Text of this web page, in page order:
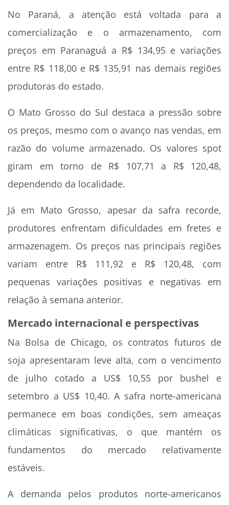
No Paraná, a atenção está voltada para a
comercialização e o armazenamento, com
preços em Paranaguá a R$ 134,95 e variações
entre R$ 118,00 e R$ 135,91 nas demais regiões
produtoras do estado.
O Mato Grosso do Sul destaca a pressão sobre
os preços, mesmo com o avanço nas vendas, em
razão do volume armazenado. Os valores spot
giram em torno de R$ 107,71 a R$ 120,48,
dependendo da localidade.
Já em Mato Grosso, apesar da safra recorde,
produtores enfrentam dificuldades em fretes e
armazenagem. Os preços nas principais regiões
variam entre R$ 111,92 e R$ 120,48, com
pequenas variações positivas e negativas em
relação à semana anterior.
Mercado internacional e perspectivas
Na Bolsa de Chicago, os contratos futuros de
soja apresentaram leve alta, com o vencimento
de julho cotado a US$ 10,55 por bushel e
setembro a US$ 10,40. A safra norte-americana
permanece em boas condições, sem ameaças
climáticas significativas, o que mantém os
fundamentos do mercado relativamente
estáveis.
A demanda pelos produtos norte-americanos